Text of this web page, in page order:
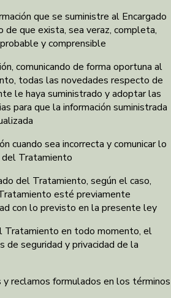
que se suministre al Encargado
de que exista, sea veraz, completa,
y comprensible
comunicando de forma oportuna al
todas las novedades respecto de
le haya suministrado y adoptar las
para que la información suministrada
cuando sea incorrecta y comunicar lo
Tratamiento
del Tratamiento, según el caso,
esté previamente
con lo previsto en la presente ley
Tratamiento en todo momento, el
de seguridad y privacidad de la
reclamos formulados en los términos